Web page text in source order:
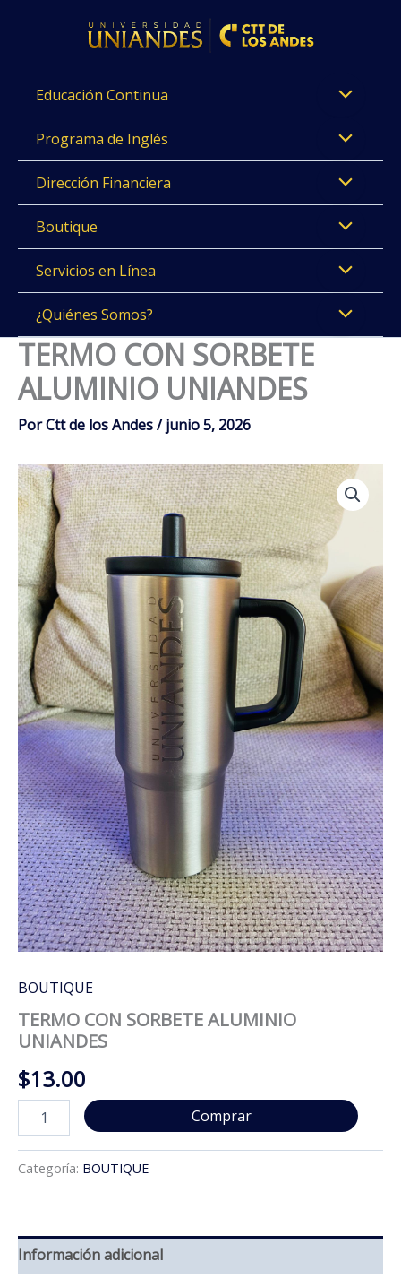
Educación Continua
Programa de Inglés
Dirección Financiera
Boutique
Servicios en Línea
¿Quiénes Somos?
TERMO CON SORBETE
ALUMINIO UNIANDES
PorCtt de los Andes/junio 5, 2026
BOUTIQUE
TERMO CON SORBETE ALUMINIO
UNIANDES
$13.00
CON
ALUMINIO
UNIANDES
Comprar
Categoría: BOUTIQUE
Información adicional